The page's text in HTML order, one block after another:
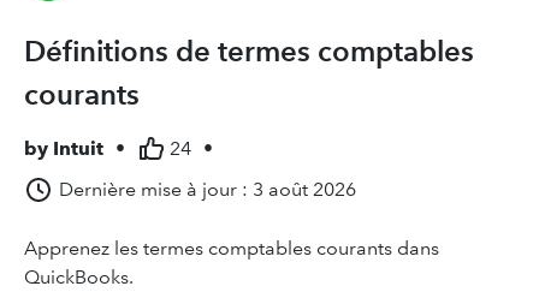
Définitions de termes comptables
courants
by Intuit • 24 •
Dernière mise à jour : 3 août 2026
Apprenez les termes comptables courants dans
QuickBooks.